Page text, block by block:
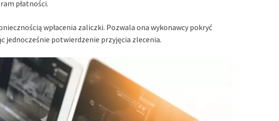
płatności.
wpłacenia zaliczki. Pozwala ona wykonawcy pokryć
jednocześnie potwierdzenie przyjęcia zlecenia.